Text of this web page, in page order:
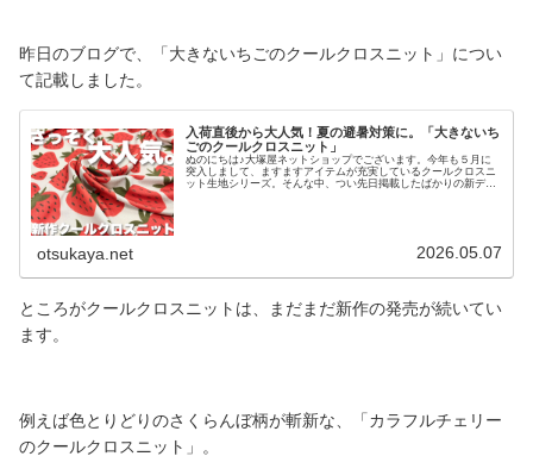
昨日のブログで、「大きないちごのクールクロスニット」につい
て記載しました。
入荷直後から大人気！夏の避暑対策に。「大きないち
ごのクールクロスニット」
ぬのにちは♪大塚屋ネットショップでございます。今年も５月に
突入しまして、ますますアイテムが充実しているクールクロスニ
ット生地シリーズ。そんな中、つい先日掲載したばかりの新デザ
次回の加工あがり待ち状態となっています。以下の大塚屋ネット
くださいませ。大きない
otsukaya.net 2026.05.07
ところがクールクロスニットは、まだまだ新作の発売が続いてい
ます。
例えば色とりどりのさくらんぼ柄が斬新な、「カラフルチェリー
のクールクロスニット」。